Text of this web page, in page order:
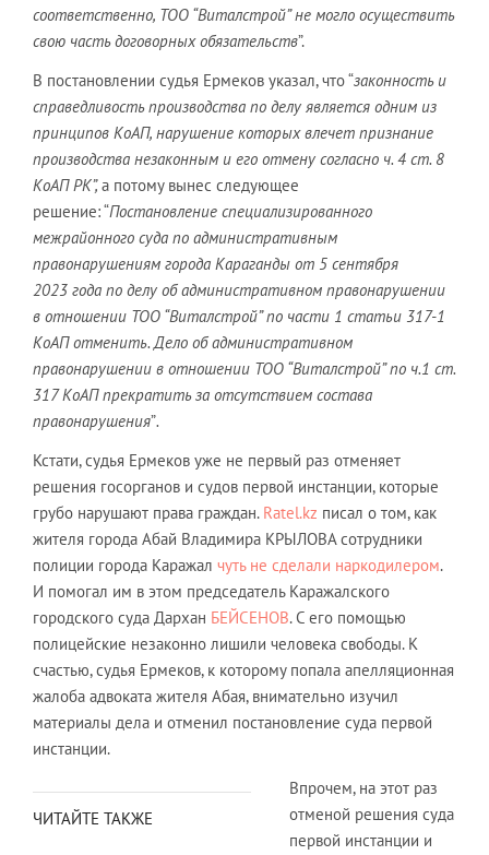
соответственно, ТОО “Виталстрой” не могло осуществить
свою часть договорных обязательств”.
В постановлении судья Ермеков указал, что “законность и
справедливость производства по делу является одним из
принципов КоАП, нарушение которых влечет признание
производства незаконным и его отмену согласно ч. 4 ст. 8
КоАП РК”,а потому вынес следующее
решение: “Постановление специализированного
межрайонного суда по административным
правонарушениям города Караганды от 5 сентября
2023 года по делу об административном правонарушении
в отношении ТОО “Виталстрой” по части 1 статьи 317-1
КоАП отменить. Дело об административном
правонарушении в отношении ТОО “Виталстрой” по ч.1 ст.
317 КоАП прекратить за отсутствием состава
правонарушения”.
Кстати, судья Ермеков уже не первый раз отменяет
решения госорганов и судов первой инстанции, которые
грубо нарушают права граждан. Ratel.kz писал о том, как
жителя города Абай Владимира КРЫЛОВА сотрудники
полиции города Каражал чуть не сделали наркодилером.
И помогал им в этом председатель Каражалского
городского суда Дархан БЕЙСЕНОВ. С его помощью
полицейские незаконно лишили человека свободы. К
счастью, судья Ермеков, к которому попала апелляционная
жалоба адвоката жителя Абая, внимательно изучил
материалы дела и отменил постановление суда первой
инстанции.
ЧИТАЙТЕ ТАКЖЕ
Впрочем, на этот раз
отменой решения суда
первой инстанции и